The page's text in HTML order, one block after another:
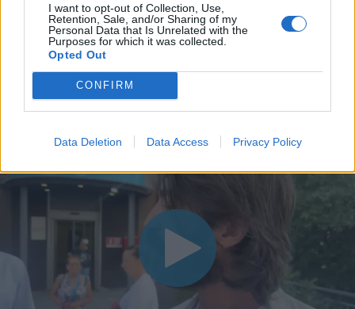
I want to opt-out of Collection, Use,
Retention, Sale, and/or Sharing of my
Personal Data that Is Unrelated with the
Purposes for which it was collected.
Opted Out
CONFIRM
Data Deletion Data Access Privacy Policy